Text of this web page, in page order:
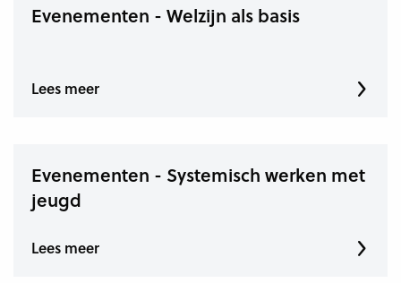
Evenementen - Welzijn als basis
Lees meer
Evenementen - Systemisch werken met
jeugd
Lees meer